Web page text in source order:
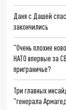
Даня с Дашей
закончились
"Очень плохие
НАТО впервые за
приграничье?
Три главных
"генерала